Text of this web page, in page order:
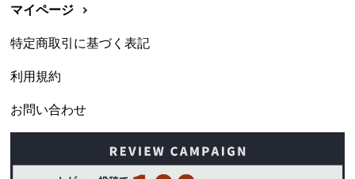
マイページ
特定商取引に基づく表記
利用規約
お問い合わせ